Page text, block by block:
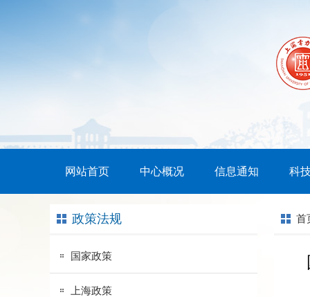
网站首页 中心概况 信息通知 科
政策法规
国家政策
上海政策
首